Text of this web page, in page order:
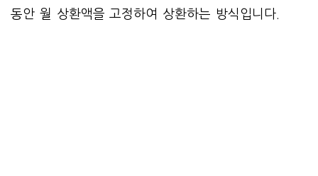
동안 월 상환액을 고정하여 상환하는 방식입니다.